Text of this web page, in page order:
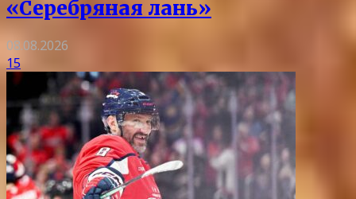
«Серебряная лань»
08.08.2026
15